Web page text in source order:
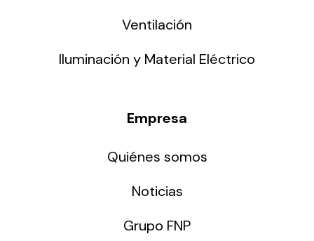
Ventilación
Iluminación y Material Eléctrico
Empresa
Quiénes somos
Noticias
Grupo FNP